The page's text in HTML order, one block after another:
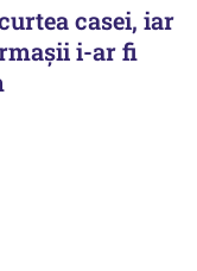
casei, iar
i-ar fi